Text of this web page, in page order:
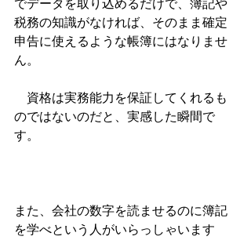
でデータを取り込めるだけで、簿記や
税務の知識がなければ、そのまま確定
申告に使えるような帳簿にはなりませ
ん。
資格は実務能力を保証してくれるも
のではないのだと、実感した瞬間で
す。
また、会社の数字を読ませるのに簿記
を学べという人がいらっしゃいます